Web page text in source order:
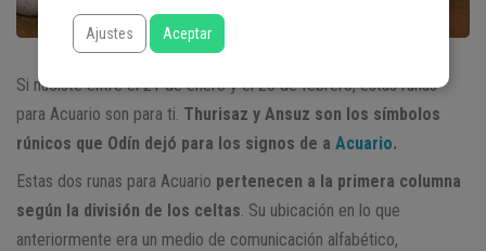
Si naciste entre el 21 de enero y el 20 de febrero, estas runas
para Acuario son para ti. Thurisaz y Ansuz son los símbolos
rúnicos que Odín dejó para los signos de a Acuario.
Estas dos runas para Acuario pertenecen a la primera columna
según la división de los celtas . Su ubicación en lo que
anteriormente era un medio de comunicación alfabético,
Ajustes Aceptar